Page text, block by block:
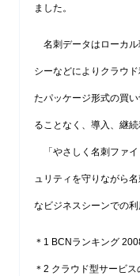
ました。
名刺データはローカル
シーなどによりクラウ
たパッケージ形式の買
ることなく、導入、継
「やさしく名刺ファイ
ュリティを守りながら
なビジネスシーンでの利
＊1 BCNランキング
＊2 クラウド型サービ